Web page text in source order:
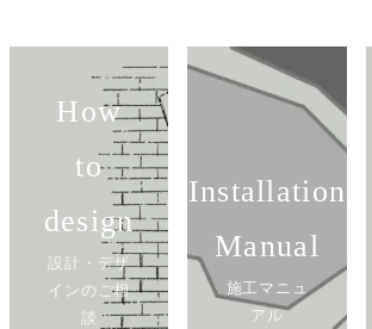
How
to
design
設計・デザ
インのご相
談
Installation
Manual
施工マニュ
アル